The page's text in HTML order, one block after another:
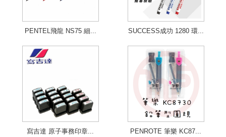
PENTEL飛龍 NS75 細... SUCCESS成功 1280 環...
寫吉達 原子事務印章... PENROTE 筆樂 KC87...